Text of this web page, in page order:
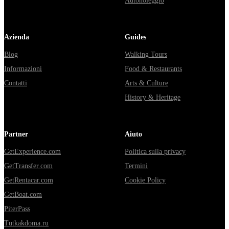
Azienda
Blog
Informazioni
Contatti
Guides
Walking Tours
Food & Restaurants
Arts & Culture
History & Heritage
Partner
GetExperience.com
GetTransfer.com
GetRentacar.com
GetBoat.com
PiterPass
Tutkakdoma.ru
Aiuto
Politica sulla privacy
Termini
Cookie Policy